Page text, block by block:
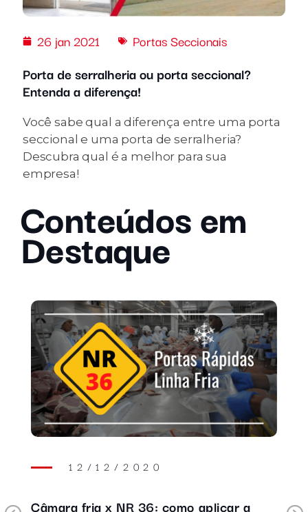
26 jan 2021 Portas Seccionais
Porta de serralheria ou porta seccional?
Entenda a diferença!
Você sabe qual a diferença entre uma porta
seccional e uma porta de serralheria?
Descubra qual é a melhor para sua
empresa!
Conteúdos em
Destaque
12/12/2020
Câmara fria x NR 36: como aplicar a